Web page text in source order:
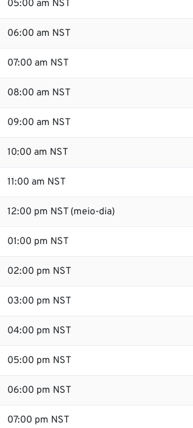
05:00 am NST
06:00 am NST
07:00 am NST
08:00 am NST
09:00 am NST
10:00 am NST
11:00 am NST
12:00 pm NST (meio-dia)
01:00 pm NST
02:00 pm NST
03:00 pm NST
04:00 pm NST
05:00 pm NST
06:00 pm NST
07:00 pm NST